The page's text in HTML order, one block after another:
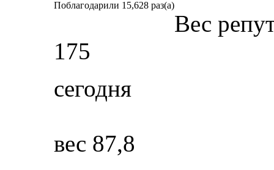
Поблагодарили 15,628 раз(а)
Вес
175
сегодня
вес 87,8